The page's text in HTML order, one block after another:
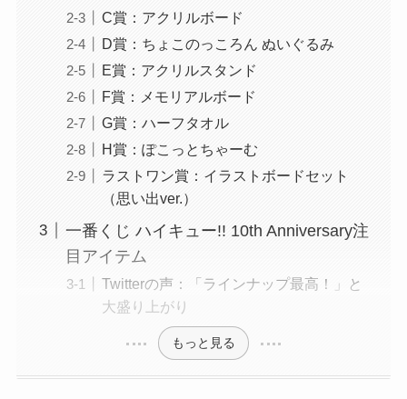
C賞：アクリルボード
D賞：ちょこのっころん ぬいぐるみ
E賞：アクリルスタンド
F賞：メモリアルボード
G賞：ハーフタオル
H賞：ぽこっとちゃーむ
ラストワン賞：イラストボードセット
（思い出ver.）
一番くじ ハイキュー!! 10th Anniversary注
目アイテム
Twitterの声：「ラインナップ最高！」と
大盛り上がり
もっと見る